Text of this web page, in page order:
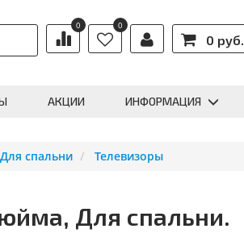
0 0
0 руб.
АКЦИИ ИНФОРМАЦИЯ
спальни Телевизоры
Для спальни.